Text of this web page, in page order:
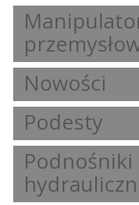
Nowości
Podesty
Podnośniki